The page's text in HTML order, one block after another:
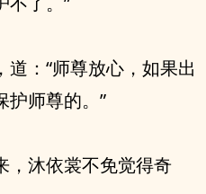
：“师尊放心，如果出
护师尊的。”
，沐依裳不免觉得奇